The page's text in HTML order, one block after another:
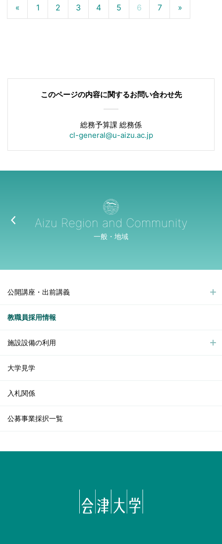
« 1 2 3 4 5 6 7 »
このページの内容に関するお問い合わせ先
総務予算課 総務係
cl-general@u-aizu.ac.jp
Aizu Region and Community
一般・地域
公開講座・出前講義
教職員採用情報
施設設備の利用
大学見学
入札関係
公募事業採択一覧